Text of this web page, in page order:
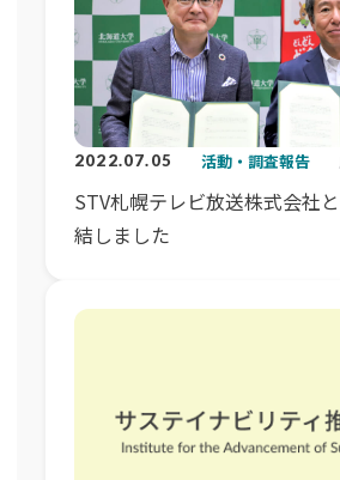
2022.07.05 活動・調査報告
STV札幌テレビ放送株式会社
結しました